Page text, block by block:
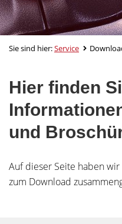
Sie sind hier:Service
Hier finden
und
Auf dieser Seite haben
zum Download